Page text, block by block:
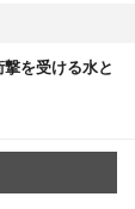
を受ける水と